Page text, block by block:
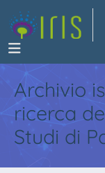
Archivio
ricerca
Studi di